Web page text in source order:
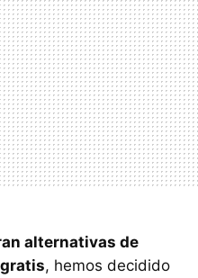
alternativas de
, hemos decidido